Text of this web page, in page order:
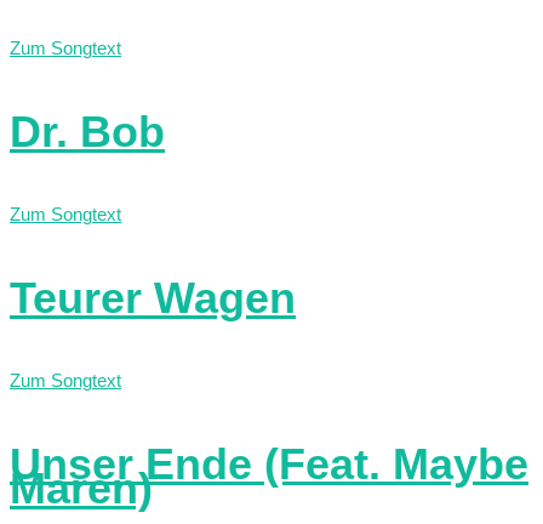
Zum Songtext
Dr. Bob
Zum Songtext
Teurer Wagen
Zum Songtext
Unser Ende (Feat. Maybe
Maren)